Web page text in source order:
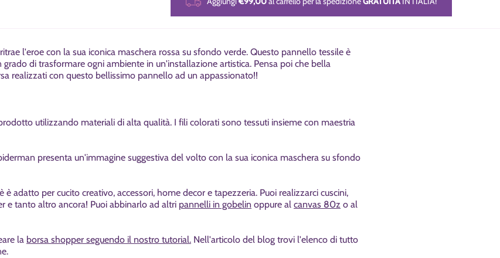
l'eroe con la sua iconica maschera rossa su sfondo verde. Questo pannello tessile è
grado di trasformare ogni ambiente in un'installazione artistica. Pensa poi che bella
realizzati con questo bellissimo pannello ad un appassionato!!
utilizzando materiali di alta qualità. I fili colorati sono tessuti insieme con maestria
presenta un'immagine suggestiva del volto con la sua iconica maschera su sfondo
adatto per cucito creativo, accessori, home decor e tapezzeria. Puoi realizzarci cuscini,
e tanto altro ancora! Puoi abbinarlo ad altri pannelli in gobelin oppure al canvas 80z o al
la borsa shopper seguendo il nostro tutorial. Nell'articolo del blog trovi l'elenco di tutto